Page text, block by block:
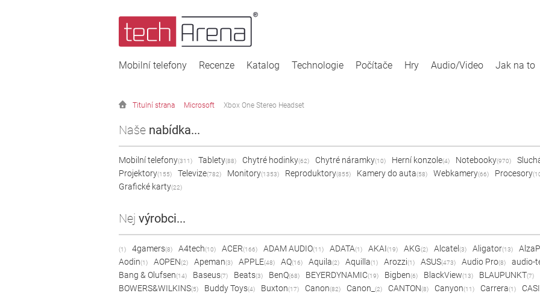
Mobilní telefony Recenze Katalog Technologie Počítače Hry Audio/Video Jak na to
Titulní strana Microsoft Xbox One Stereo Headset
Naše nabídka...
Mobilní telefony(311) Tablety(88) Chytré hodinky(62) Chytré náramky(10) Herní konzole(4) Notebooky(970)
Projektory(155) Televize(782) Monitory(1353) Reproduktory(855) Kamery do auta(58) Webkamery(66) Procesory
Grafické karty(22)
Nej výrobci...
(1) 4gamers(8) A4tech(10) ACER(166) ADAM AUDIO(11) ADATA(1) AKAI(19) AKG(2) Alcatel (3) Aligator(13)
Aodin(1) AOPEN(2) Apeman(3) APPLE(48) AQ(16) Aquila(2) Aquilla(1) Arozzi(1) ASUS(473) Audio Pro(8) audio-
Bang & Olufsen(14) Baseus(7) Beats(3) BenQ(68) BEYERDYNAMIC(19) Bigben(6) BlackView(13) BLAUPUNKT(7)
BOWERS&WILKINS(5) Buddy Toys(4) Buxton(17) Canon(82) Canon_ (2) CANTON(8) Canyon(11) Carrera(1)